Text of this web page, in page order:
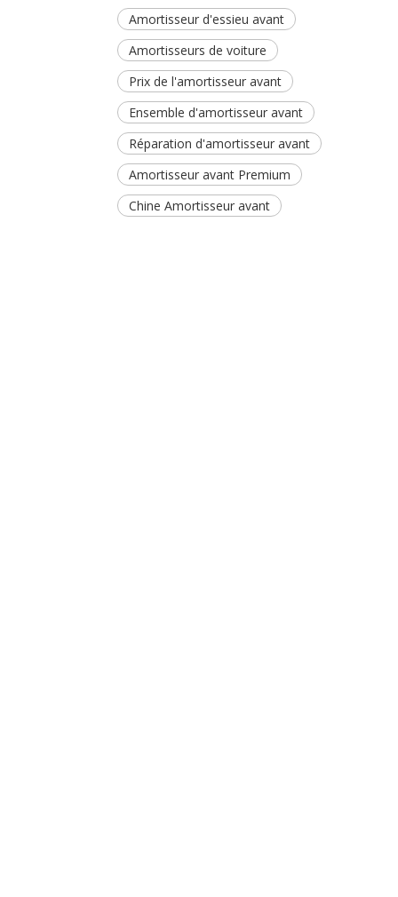
Amortisseur d'essieu avant
Amortisseurs de voiture
Prix ​​de l'amortisseur avant
Ensemble d'amortisseur avant
Réparation d'amortisseur avant
Amortisseur avant Premium
Chine Amortisseur avant